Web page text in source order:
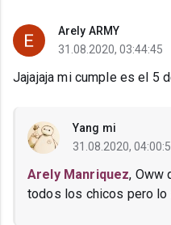
Arely ARMY
31.08.2020, 03:44:45
Jajajaja mi cumple es el 5
Yang mi
31.08.2020,
Arely Manriquez, Oww
todos los chicos pero lo